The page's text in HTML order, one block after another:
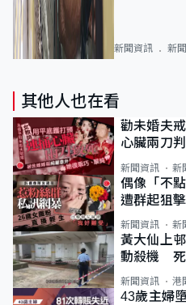
新聞資訊 新
其他人也在看
勸未婚夫
心臟兩刀
新聞資訊 新
偶像「不
遭群起狙
新聞資訊 新
黃大仙上
動殺機 死
斃
新聞資訊 港
43歲主婦